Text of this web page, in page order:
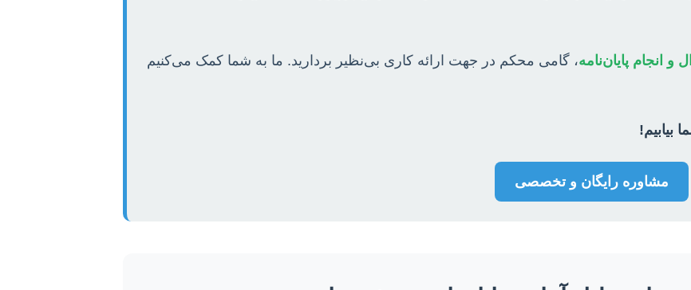
انجام پایان‌نامه، گامی محکم در جهت ارائه کاری بی‌نظیر بردارید. ما به شما کمک می‌کنیم
بیابیم!
مشاوره رایگان و تخصصی